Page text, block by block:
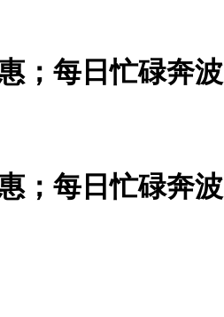
；每日忙碌奔波
；每日忙碌奔波